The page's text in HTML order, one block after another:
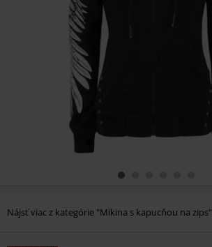
Nájsť viac z kategórie "Mikina s kapucňou na zips"